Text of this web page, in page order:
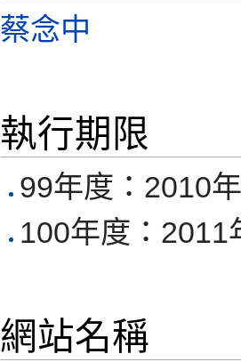
蔡念中
執行期限
99年度：2010
100年度：2011
網站名稱